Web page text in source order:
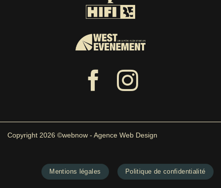
Copyright 2026 ©webnow - Agence Web Design
Mentions légales Politique de confidentialité